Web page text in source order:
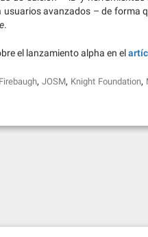
usuarios avanzados – de forma
.
el lanzamiento alpha en el
, JOSM, Knight Foundation,